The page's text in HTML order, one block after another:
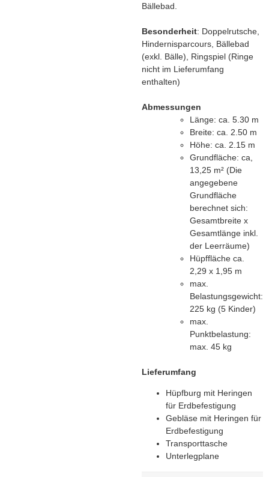
Bällebad.
Besonderheit: Doppelrutsche,
Hindernisparcours, Bällebad
(exkl. Bälle), Ringspiel (Ringe
nicht im Lieferumfang
enthalten)
Abmessungen
Länge: ca. 5.30 m
Breite: ca. 2.50 m
Höhe: ca. 2.15 m
Grundfläche: ca,
13,25 m² (Die
angegebene
Grundfläche
berechnet sich:
Gesamtbreite x
Gesamtlänge inkl.
der Leerräume)
Hüpffläche ca.
2,29 x 1,95 m
max.
Belastungsgewicht:
225 kg (5 Kinder)
max.
Punktbelastung:
max. 45 kg
Lieferumfang
Hüpfburg mit Heringen
für Erdbefestigung
Gebläse mit Heringen für
Erdbefestigung
Transporttasche
Unterlegplane